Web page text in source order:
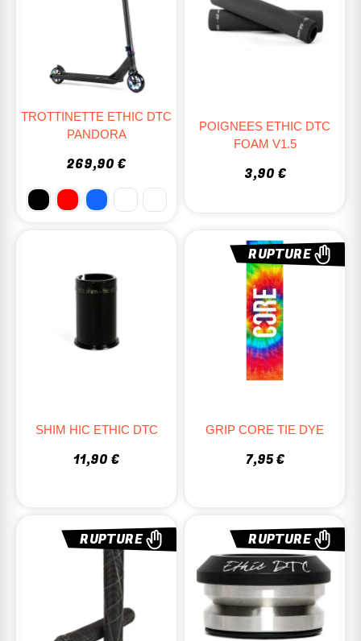
TROTTINETTE ETHIC DTC
PANDORA
269,90 €
POIGNEES ETHIC DTC
FOAM V1.5
3,90 €
SHIM HIC ETHIC DTC
11,90 €
RUPTURE
GRIP CORE TIE DYE
7,95 €
RUPTURE RUPTURE